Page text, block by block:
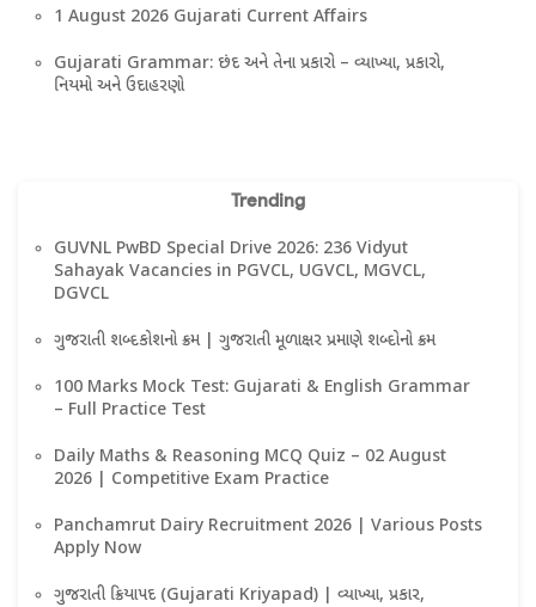
1 August 2026 Gujarati Current Affairs
Gujarati Grammar: છંદ અને તેના પ્રકારો – વ્યાખ્યા, પ્રકારો,
નિયમો અને ઉદાહરણો
Trending
GUVNL PwBD Special Drive 2026: 236 Vidyut
Sahayak Vacancies in PGVCL, UGVCL, MGVCL,
DGVCL
ગુજરાતી શબ્દકોશનો ક્રમ | ગુજરાતી મૂળાક્ષર પ્રમાણે શબ્દોનો ક્રમ
100 Marks Mock Test: Gujarati & English Grammar
– Full Practice Test
Daily Maths & Reasoning MCQ Quiz – 02 August
2026 | Competitive Exam Practice
Panchamrut Dairy Recruitment 2026 | Various Posts
Apply Now
ગુજરાતી ક્રિયાપદ (Gujarati Kriyapad) | વ્યાખ્યા, પ્રકાર,